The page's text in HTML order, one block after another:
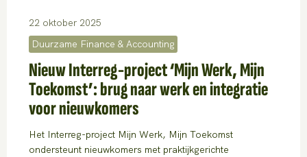
22 oktober 2025
Duurzame Finance & Accounting
Nieuw Interreg-project ‘Mijn Werk, Mijn
Toekomst’: brug naar werk en integratie
voor nieuwkomers
Het Interreg-project Mijn Werk, Mijn Toekomst
ondersteunt nieuwkomers met praktijkgerichte